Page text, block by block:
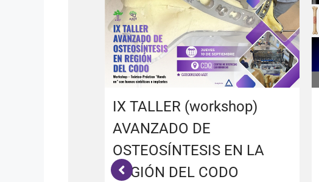
IX TALLER (workshop)
AVANZADO DE
OSTEOSÍNTESIS EN LA
REGIÓN DEL CODO